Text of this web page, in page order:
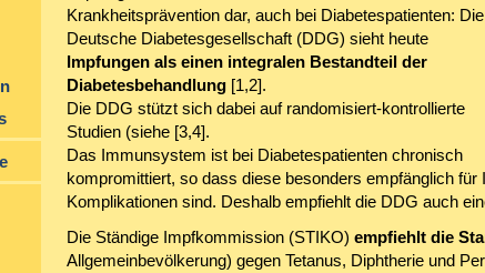
Krankheitsprävention dar, auch bei Diabetespatienten: Die
Deutsche Diabetesgesellschaft (DDG) sieht heute
Impfungen als einen integralen Bestandteil der
Diabetesbehandlung[1,2].
Die DDG stützt sich dabei auf randomisiert-kontrollierte
Studien (siehe [3,4].
Das Immunsystem ist bei Diabetespatienten chronisch
kompromittiert, so dass diese besonders empfänglich für
Komplikationen sind. Deshalb empfiehlt die DDG auch
Die Ständige Impfkommission (STIKO) empfiehlt die
Allgemeinbevölkerung) gegen Tetanus, Diphtherie und